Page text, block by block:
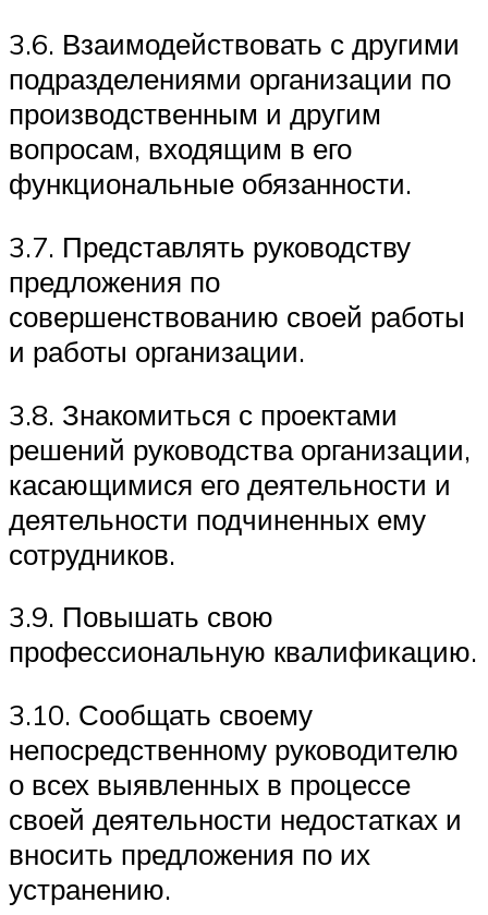
3.6. Взаимодействовать с другими
подразделениями организации по
производственным и другим
вопросам, входящим в его
функциональные обязанности.
3.7. Представлять руководству
предложения по
совершенствованию своей работы
и работы организации.
3.8. Знакомиться с проектами
решений руководства организации,
касающимися его деятельности и
деятельности подчиненных ему
сотрудников.
3.9. Повышать свою
профессиональную квалификацию.
3.10. Сообщать своему
непосредственному руководителю
о всех выявленных в процессе
своей деятельности недостатках и
вносить предложения по их
устранению.